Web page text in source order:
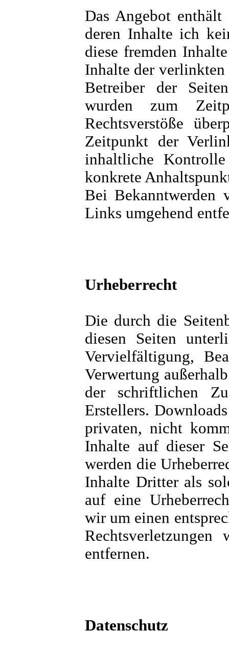
Das Angebot
deren Inhalte ich
diese fremden
Inhalte der
Betreiber der
wurden zum
Rechtsverstöße
Zeitpunkt der
inhaltliche
konkrete
Bei Bekanntwerden
Links umgehend
Urheberrecht
Die durch die
diesen Seiten
Vervielfältigung,
Verwertung
der schriftlichen
Erstellers.
privaten, nicht
Inhalte auf dieser
werden die
Inhalte Dritter als
auf eine
wir um einen
entfernen.
Datenschutz